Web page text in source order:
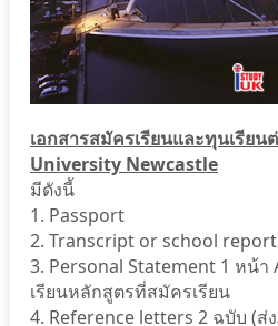
เอกสารสมัครเรียนและทุนเรีย
University Newcastle
มีดังนี้
1. Passport
2. Transcript or school report
3. Personal Statement 1 หน้า
เรียนหลักสูตรที่สมัครเรียน
4. Reference letters 2 ฉบับ (ส่